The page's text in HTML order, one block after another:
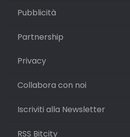
Pubblicità
Partnership
Privacy
Collabora con noi
Iscriviti alla Newsletter
RSS Bitcity